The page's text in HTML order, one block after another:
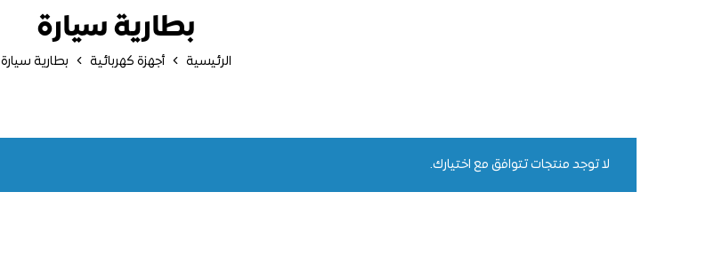
الرئيسية أجهزة كهربائية بطارية سيارة
بطارية سيارة
لا توجد منتجات تتوافق مع اختيارك.